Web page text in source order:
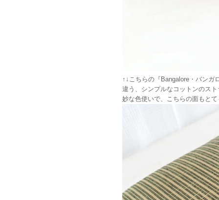
↑↓こちらの『Bangalore・バン
違う、シンプルなコットンのス
妙な色使いで、こちらの面もと